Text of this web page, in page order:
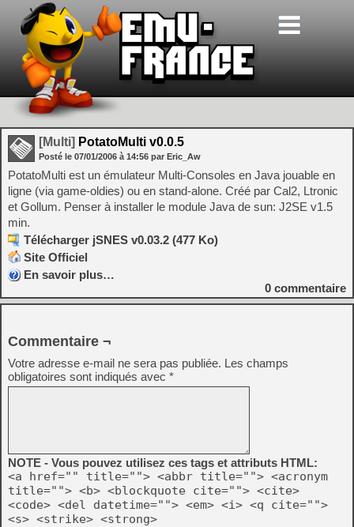
[Multi] PotatoMulti v0.0.5
Posté le 07/01/2006 à 14:56 par Eric_Aw
PotatoMulti est un émulateur Multi-Consoles en Java jouable en
ligne (via game-oldies) ou en stand-alone. Créé par Cal2, Ltronic
et Gollum. Penser à installer le module Java de sun: J2SE v1.5
min.
Télécharger jSNES v0.03.2 (477 Ko)
Site Officiel
En savoir plus…
0 commentaire
Commentaire ¬
Votre adresse e-mail ne sera pas publiée. Les champs
obligatoires sont indiqués avec *
NOTE - Vous pouvez utilisez ces tags et attributs HTML:
<a href="" title=""> <abbr title=""> <acronym
title=""> <b> <blockquote cite=""> <cite>
<code> <del datetime=""> <em> <i> <q cite="">
<s> <strike> <strong>